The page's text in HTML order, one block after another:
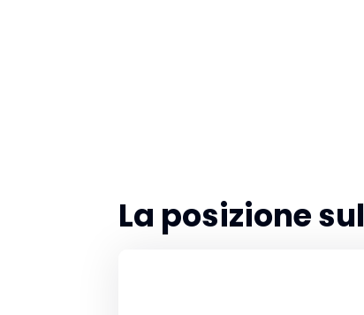
La posizione